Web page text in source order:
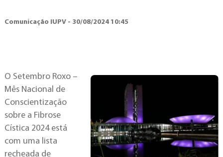
Comunicação IUPV - 30/08/2024 10:45
O Setembro Roxo –
Mês Nacional de
Conscientização
sobre a Fibrose
Cística 2024 está
com uma lista
recheada de